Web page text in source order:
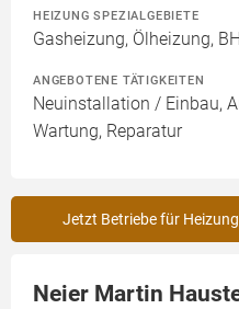
HEIZUNG SPEZIALGEBIETE
Gasheizung, Ölheizung,
ANGEBOTENE TÄTIGKEITEN
Neuinstallation / Einbau,
Wartung, Reparatur
Jetzt Betriebe für
Neier Martin